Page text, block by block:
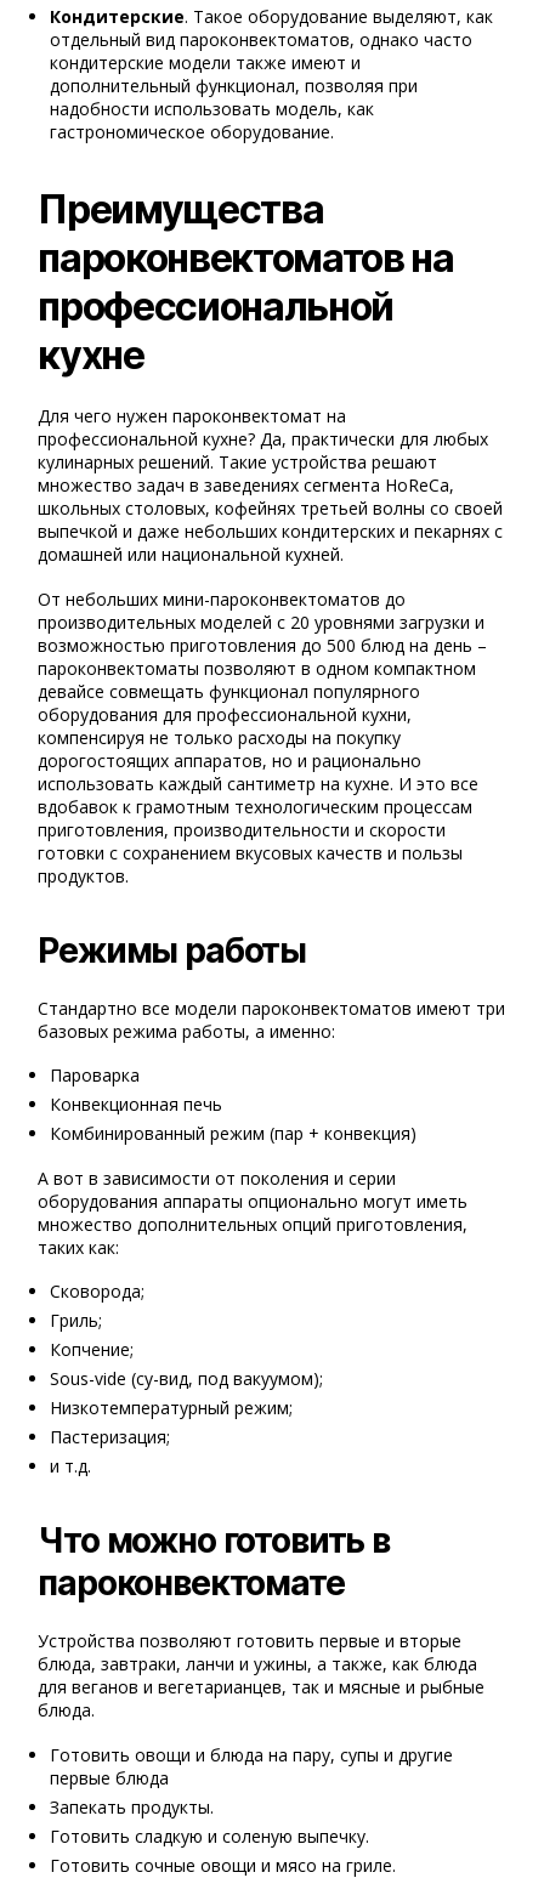
Кондитерские. Такое оборудование выделяют, как
отдельный вид пароконвектоматов, однако часто
кондитерские модели также имеют и
дополнительный функционал, позволяя при
надобности использовать модель, как
гастрономическое оборудование.
Преимущества
пароконвектоматов на
профессиональной
кухне
Для чего нужен пароконвектомат на
профессиональной кухне? Да, практически для любых
кулинарных решений. Такие устройства решают
множество задач в заведениях сегмента HoReCa,
школьных столовых, кофейнях третьей волны со своей
выпечкой и даже небольших кондитерских и пекарнях с
домашней или национальной кухней.
От небольших мини-пароконвектоматов до
производительных моделей с 20 уровнями загрузки и
возможностью приготовления до 500 блюд на день –
пароконвектоматы позволяют в одном компактном
девайсе совмещать функционал популярного
оборудования для профессиональной кухни,
компенсируя не только расходы на покупку
дорогостоящих аппаратов, но и рационально
использовать каждый сантиметр на кухне. И это все
вдобавок к грамотным технологическим процессам
приготовления, производительности и скорости
готовки с сохранением вкусовых качеств и пользы
продуктов.
Режимы работы
Стандартно все модели пароконвектоматов имеют три
базовых режима работы, а именно:
Пароварка
Конвекционная печь
Комбинированный режим (пар + конвекция)
А вот в зависимости от поколения и серии
оборудования аппараты опционально могут иметь
множество дополнительных опций приготовления,
таких как:
Сковорода;
Гриль;
Копчение;
Sous-vide (су-вид, под вакуумом);
Низкотемпературный режим;
Пастеризация;
и т.д.
Что можно готовить в
пароконвектомате
Устройства позволяют готовить первые и вторые
блюда, завтраки, ланчи и ужины, а также, как блюда
для веганов и вегетарианцев, так и мясные и рыбные
блюда.
Готовить овощи и блюда на пару, супы и другие
первые блюда
Запекать продукты.
Готовить сладкую и соленую выпечку.
Готовить сочные овощи и мясо на гриле.